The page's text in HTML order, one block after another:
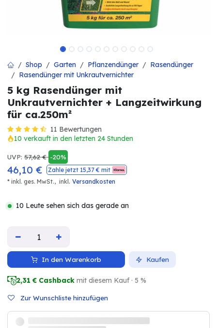
Shop Garten Pflanzendünger
Rasendünger
Rasendünger mit Unkrautvernichter
5 kg Rasendünger mit
Unkrautvernichter + Langzeitwirkung
für ca.250m²
11 Bewertungen
10 verkauft in den letzten 24 Stunden
UVP: 57,62€ -20%
46,10 € Zahle jetzt 15,37€ mit
* inkl. ges. MwSt., inkl . Versandkosten
10 Leute sehen sich das gerade an
In den Warenkorb Kaufen
2,31 € Cashback mit diesem Kauf · 5 %
Zur Wunschliste hinzufügen